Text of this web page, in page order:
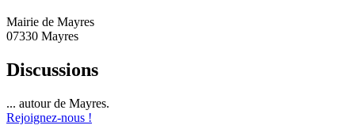
Mairie de Mayres
07330 Mayres
Discussions
... autour de Mayres.
Rejoignez-nous !